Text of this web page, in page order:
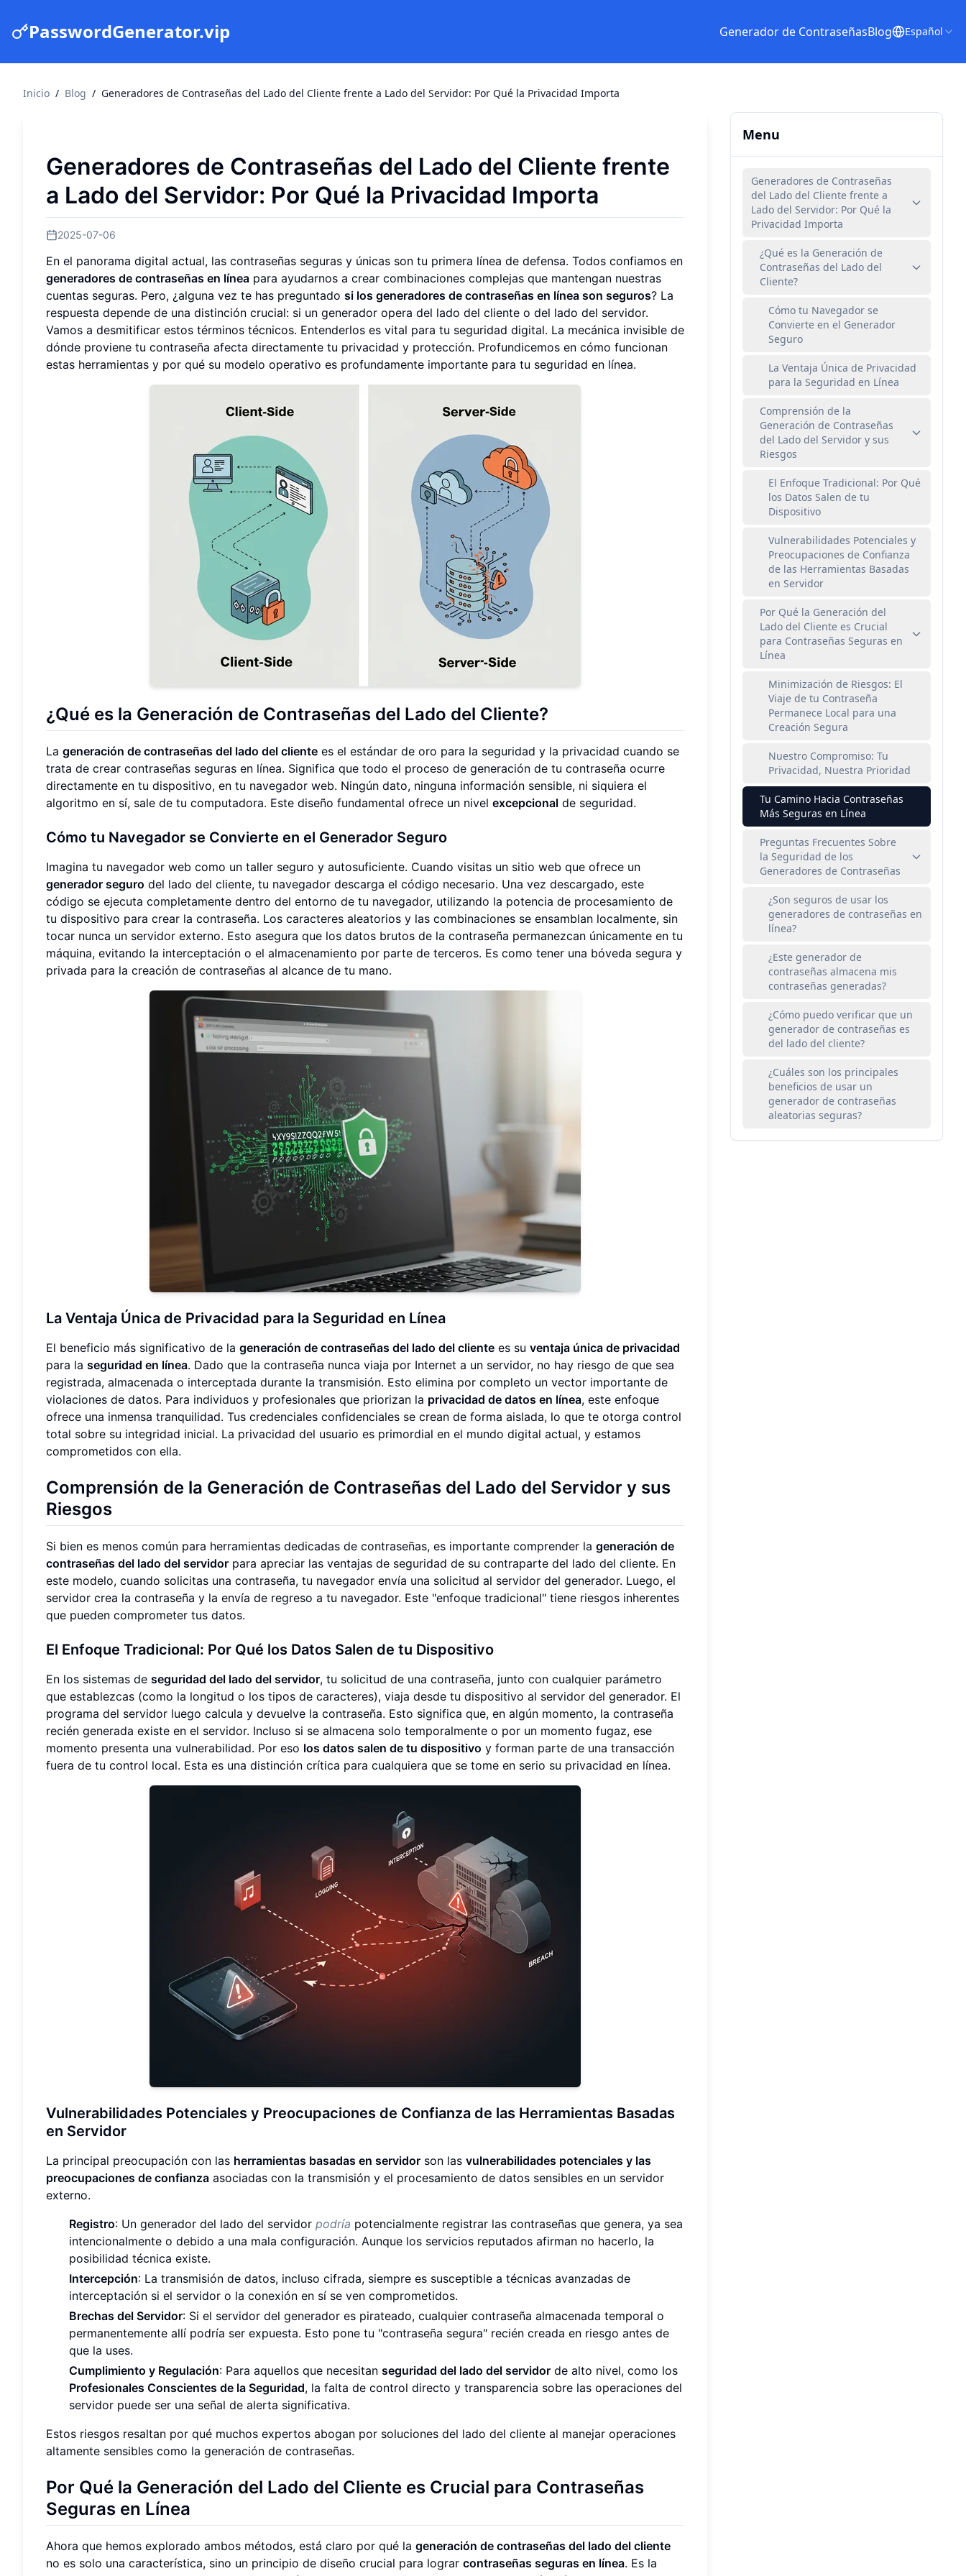
PasswordGenerator.vip Generador de ContraseñasBlog Español
Inicio / Blog / Generadores de Contraseñas del Lado del Cliente frente a Lado del Servidor: Por Qué la Privacidad Importa
Generadores de Contraseñas del Lado del Cliente frente
a Lado del Servidor: Por Qué la Privacidad Importa
2025-07-06
En el panorama digital actual, las contraseñas seguras y únicas son tu primera línea de defensa. Todos confiamos en
generadores de contraseñas en línea para ayudarnos a crear combinaciones complejas que mantengan nuestras
cuentas seguras. Pero, ¿alguna vez te has preguntado si los generadores de contraseñas en línea son seguros? La
respuesta depende de una distinción crucial: si un generador opera del lado del cliente o del lado del servidor.
Vamos a desmitificar estos términos técnicos. Entenderlos es vital para tu seguridad digital. La mecánica invisible de
dónde proviene tu contraseña afecta directamente tu privacidad y protección. Profundicemos en cómo funcionan
estas herramientas y por qué su modelo operativo es profundamente importante para tu seguridad en línea.
¿Qué es la Generación de Contraseñas del Lado del Cliente?
La generación de contraseñas del lado del cliente es el estándar de oro para la seguridad y la privacidad cuando se
trata de crear contraseñas seguras en línea. Significa que todo el proceso de generación de tu contraseña ocurre
directamente en tu dispositivo, en tu navegador web. Ningún dato, ninguna información sensible, ni siquiera el
algoritmo en sí, sale de tu computadora. Este diseño fundamental ofrece un nivel excepcional de seguridad.
Cómo tu Navegador se Convierte en el Generador Seguro
Imagina tu navegador web como un taller seguro y autosuficiente. Cuando visitas un sitio web que ofrece un
generador seguro del lado del cliente, tu navegador descarga el código necesario. Una vez descargado, este
código se ejecuta completamente dentro del entorno de tu navegador, utilizando la potencia de procesamiento de
tu dispositivo para crear la contraseña. Los caracteres aleatorios y las combinaciones se ensamblan localmente, sin
tocar nunca un servidor externo. Esto asegura que los datos brutos de la contraseña permanezcan únicamente en tu
máquina, evitando la interceptación o el almacenamiento por parte de terceros. Es como tener una bóveda segura y
privada para la creación de contraseñas al alcance de tu mano.
La Ventaja Única de Privacidad para la Seguridad en Línea
El beneficio más significativo de la generación de contraseñas del lado del cliente es su ventaja única de privacidad
para la seguridad en línea. Dado que la contraseña nunca viaja por Internet a un servidor, no hay riesgo de que sea
registrada, almacenada o interceptada durante la transmisión. Esto elimina por completo un vector importante de
violaciones de datos. Para individuos y profesionales que priorizan la privacidad de datos en línea, este enfoque
ofrece una inmensa tranquilidad. Tus credenciales confidenciales se crean de forma aislada, lo que te otorga control
total sobre su integridad inicial. La privacidad del usuario es primordial en el mundo digital actual, y estamos
comprometidos con ella.
Comprensión de la Generación de Contraseñas del Lado del Servidor y sus
Riesgos
Si bien es menos común para herramientas dedicadas de contraseñas, es importante comprender la generación de
contraseñas del lado del servidor para apreciar las ventajas de seguridad de su contraparte del lado del cliente. En
este modelo, cuando solicitas una contraseña, tu navegador envía una solicitud al servidor del generador. Luego, el
servidor crea la contraseña y la envía de regreso a tu navegador. Este "enfoque tradicional" tiene riesgos inherentes
que pueden comprometer tus datos.
El Enfoque Tradicional: Por Qué los Datos Salen de tu Dispositivo
En los sistemas de seguridad del lado del servidor, tu solicitud de una contraseña, junto con cualquier parámetro
que establezcas (como la longitud o los tipos de caracteres), viaja desde tu dispositivo al servidor del generador. El
programa del servidor luego calcula y devuelve la contraseña. Esto significa que, en algún momento, la contraseña
recién generada existe en el servidor. Incluso si se almacena solo temporalmente o por un momento fugaz, ese
momento presenta una vulnerabilidad. Por eso los datos salen de tu dispositivo y forman parte de una transacción
fuera de tu control local. Esta es una distinción crítica para cualquiera que se tome en serio su privacidad en línea.
Vulnerabilidades Potenciales y Preocupaciones de Confianza de las Herramientas Basadas
en Servidor
La principal preocupación con las herramientas basadas en servidor son las vulnerabilidades potenciales y las
preocupaciones de confianza asociadas con la transmisión y el procesamiento de datos sensibles en un servidor
externo.
Registro: Un generador del lado del servidor podría potencialmente registrar las contraseñas que genera, ya sea
intencionalmente o debido a una mala configuración. Aunque los servicios reputados afirman no hacerlo, la
posibilidad técnica existe.
Intercepción: La transmisión de datos, incluso cifrada, siempre es susceptible a técnicas avanzadas de
interceptación si el servidor o la conexión en sí se ven comprometidos.
Brechas del Servidor: Si el servidor del generador es pirateado, cualquier contraseña almacenada temporal o
permanentemente allí podría ser expuesta. Esto pone tu "contraseña segura" recién creada en riesgo antes de
que la uses.
Cumplimiento y Regulación: Para aquellos que necesitan seguridad del lado del servidor de alto nivel, como los
Profesionales Conscientes de la Seguridad, la falta de control directo y transparencia sobre las operaciones del
servidor puede ser una señal de alerta significativa.
Estos riesgos resaltan por qué muchos expertos abogan por soluciones del lado del cliente al manejar operaciones
altamente sensibles como la generación de contraseñas.
Por Qué la Generación del Lado del Cliente es Crucial para Contraseñas
Seguras en Línea
Ahora que hemos explorado ambos métodos, está claro por qué la generación de contraseñas del lado del cliente
no es solo una característica, sino un principio de diseño crucial para lograr contraseñas seguras en línea. Es la
Menu
Generadores de Contraseñas
del Lado del Cliente frente a
Lado del Servidor: Por Qué la
Privacidad Importa
¿Qué es la Generación de
Contraseñas del Lado del
Cliente?
Cómo tu Navegador se
Convierte en el Generador
Seguro
La Ventaja Única de Privacidad
para la Seguridad en Línea
Comprensión de la
Generación de Contraseñas
del Lado del Servidor y sus
Riesgos
El Enfoque Tradicional: Por Qué
los Datos Salen de tu
Dispositivo
Vulnerabilidades Potenciales y
Preocupaciones de Confianza
de las Herramientas Basadas
en Servidor
Por Qué la Generación del
Lado del Cliente es Crucial
para Contraseñas Seguras en
Línea
Minimización de Riesgos: El
Viaje de tu Contraseña
Permanece Local para una
Creación Segura
Nuestro Compromiso: Tu
Privacidad, Nuestra Prioridad
Tu Camino Hacia Contraseñas
Más Seguras en Línea
Preguntas Frecuentes Sobre
la Seguridad de los
Generadores de Contraseñas
¿Son seguros de usar los
generadores de contraseñas en
línea?
¿Este generador de
contraseñas almacena mis
contraseñas generadas?
¿Cómo puedo verificar que un
generador de contraseñas es
del lado del cliente?
¿Cuáles son los principales
beneficios de usar un
generador de contraseñas
aleatorias seguras?